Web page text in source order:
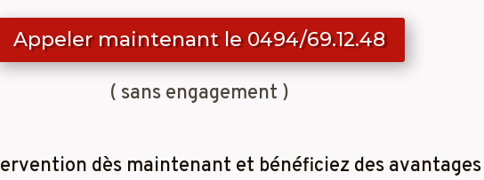
Appeler maintenant le 0494/69.12.48
( sans engagement )
dès maintenant et bénéficiez des